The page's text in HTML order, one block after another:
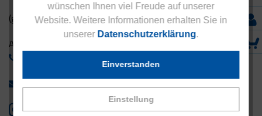
wünschen Ihnen viel Freude auf unserer
Website. Weitere Informationen erhalten Sie in
unserer Datenschutzerklärung.
Einstellung
Einverstanden
(gebührenfrei aus Deutschland)
Ausland:
info@eucell.de